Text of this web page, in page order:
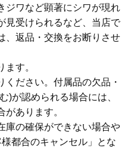
ジワなど顕著にシワが現れ
見受けられるなど、当店で
、返品・交換をお断りさせ
す。
ださい。付属品の欠品・
)が認められる場合には、
あります。
庫の確保ができない場合や
都合のキャンセル」とな